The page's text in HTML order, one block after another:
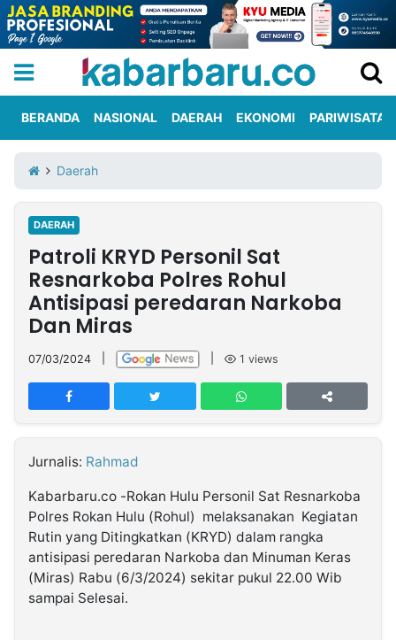
Iklan
Berita
Kami
Nasional
International
Olahraga
Entertainment
Daerah
Pariwisata
Kuliner
Kolom
Network
PT
TREETAN
MULTIMEDIA
INDONESIA
Insight
NTB
Suara
Time
Lens
IDN
Daily
Jogja
Jalan
Rakyat
Idealita
News
Kita
Notice
Dinamikapost.com
Radar
Baru
Seedbacklink
Follow
Kabarbaru
BERANDA NASIONAL DAERAH EKONOMI PARIWISATA
Daerah
DAERAH
Patroli KRYD Personil Sat
Resnarkoba Polres Rohul
Antisipasi peredaran Narkoba
Dan Miras
07/03/2024 1 views
Jurnalis: Rahmad
Kabarbaru.co -Rokan Hulu Personil Sat Resnarkoba
Polres Rokan Hulu (Rohul) melaksanakan Kegiatan
Rutin yang Ditingkatkan (KRYD) dalam rangka
antisipasi peredaran Narkoba dan Minuman Keras
(Miras) Rabu (6/3/2024) sekitar pukul 22.00 Wib
sampai Selesai.